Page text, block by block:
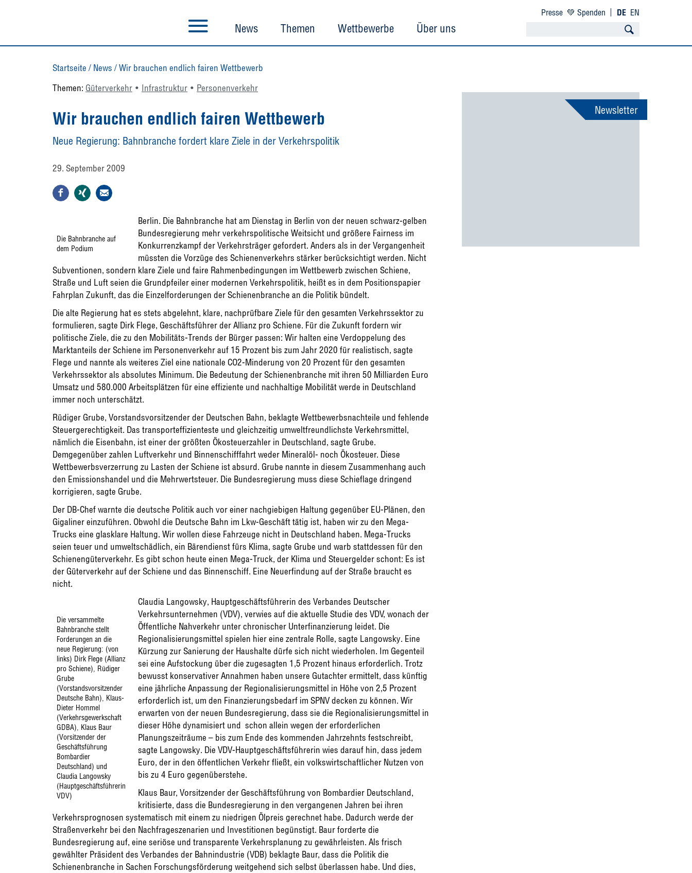
News Themen Wettbewerbe Über uns
Presse 💚 Spenden DE EN
Startseite / News /Wir brauchen endlich fairen Wettbewerb
Themen: Güterverkehr Infrastruktur Personenverkehr
Wir brauchen endlich fairen Wettbewerb
Neue Regierung: Bahnbranche fordert klare Ziele in der Verkehrspolitik
29. September 2009
Die Bahnbranche auf
dem Podium
Berlin. Die Bahnbranche hat am Dienstag in Berlin von der neuen schwarz-gelben
Bundesregierung mehr verkehrspolitische Weitsicht und größere Fairness im
Konkurrenzkampf der Verkehrsträger gefordert. Anders als in der Vergangenheit
müssten die Vorzüge des Schienenverkehrs stärker berücksichtigt werden. Nicht
Subventionen, sondern klare Ziele und faire Rahmenbedingungen im Wettbewerb zwischen Schiene,
Straße und Luft seien die Grundpfeiler einer modernen Verkehrspolitik, heißt es in dem Positionspapier
Fahrplan Zukunft, das die Einzelforderungen der Schienenbranche an die Politik bündelt.
Die alte Regierung hat es stets abgelehnt, klare, nachprüfbare Ziele für den gesamten Verkehrssektor zu
formulieren, sagte Dirk Flege, Geschäftsführer der Allianz pro Schiene. Für die Zukunft fordern wir
politische Ziele, die zu den Mobilitäts-Trends der Bürger passen: Wir halten eine Verdoppelung des
Marktanteils der Schiene im Personenverkehr auf 15 Prozent bis zum Jahr 2020 für realistisch, sagte
Flege und nannte als weiteres Ziel eine nationale CO2-Minderung von 20 Prozent für den gesamten
Verkehrssektor als absolutes Minimum. Die Bedeutung der Schienenbranche mit ihren 50 Milliarden Euro
Umsatz und 580.000 Arbeitsplätzen für eine effiziente und nachhaltige Mobilität werde in Deutschland
immer noch unterschätzt.
Rüdiger Grube, Vorstandsvorsitzender der Deutschen Bahn, beklagte Wettbewerbsnachteile und fehlende
Steuergerechtigkeit. Das transporteffizienteste und gleichzeitig umweltfreundlichste Verkehrsmittel,
nämlich die Eisenbahn, ist einer der größten Ökosteuerzahler in Deutschland, sagte Grube.
Demgegenüber zahlen Luftverkehr und Binnenschifffahrt weder Mineralöl- noch Ökosteuer. Diese
Wettbewerbsverzerrung zu Lasten der Schiene ist absurd. Grube nannte in diesem Zusammenhang auch
den Emissionshandel und die Mehrwertsteuer. Die Bundesregierung muss diese Schieflage dringend
korrigieren, sagte Grube.
Der DB-Chef warnte die deutsche Politik auch vor einer nachgiebigen Haltung gegenüber EU-Plänen, den
Gigaliner einzuführen. Obwohl die Deutsche Bahn im Lkw-Geschäft tätig ist, haben wir zu den Mega-
Trucks eine glasklare Haltung. Wir wollen diese Fahrzeuge nicht in Deutschland haben. Mega-Trucks
seien teuer und umweltschädlich, ein Bärendienst fürs Klima, sagte Grube und warb stattdessen für den
Schienengüterverkehr. Es gibt schon heute einen Mega-Truck, der Klima und Steuergelder schont: Es ist
der Güterverkehr auf der Schiene und das Binnenschiff. Eine Neuerfindung auf der Straße braucht es
nicht.
Die versammelte
Bahnbranche stellt
Forderungen an die
neue Regierung: (von
links) Dirk Flege (Allianz
pro Schiene), Rüdiger
Grube
(Vorstandsvorsitzender
Deutsche Bahn), Klaus-
Dieter Hommel
(Verkehrsgewerkschaft
GDBA), Klaus Baur
(Vorsitzender der
Geschäftsführung
Bombardier
Deutschland) und
Claudia Langowsky
(Hauptgeschäftsführerin
VDV)
Claudia Langowsky, Hauptgeschäftsführerin des Verbandes Deutscher
Verkehrsunternehmen (VDV), verwies auf die aktuelle Studie des VDV, wonach der
Öffentliche Nahverkehr unter chronischer Unterfinanzierung leidet. Die
Regionalisierungsmittel spielen hier eine zentrale Rolle, sagte Langowsky. Eine
Kürzung zur Sanierung der Haushalte dürfe sich nicht wiederholen. Im Gegenteil
sei eine Aufstockung über die zugesagten 1,5 Prozent hinaus erforderlich. Trotz
bewusst konservativer Annahmen haben unsere Gutachter ermittelt, dass künftig
eine jährliche Anpassung der Regionalisierungsmittel in Höhe von 2,5 Prozent
erforderlich ist, um den Finanzierungsbedarf im SPNV decken zu können. Wir
erwarten von der neuen Bundesregierung, dass sie die Regionalisierungsmittel in
dieser Höhe dynamisiert und  schon allein wegen der erforderlichen
Planungszeiträume – bis zum Ende des kommenden Jahrzehnts festschreibt,
sagte Langowsky. Die VDV-Hauptgeschäftsführerin wies darauf hin, dass jedem
Euro, der in den öffentlichen Verkehr fließt, ein volkswirtschaftlicher Nutzen von
bis zu 4 Euro gegenüberstehe.
Klaus Baur, Vorsitzender der Geschäftsführung von Bombardier Deutschland,
kritisierte, dass die Bundesregierung in den vergangenen Jahren bei ihren
Verkehrsprognosen systematisch mit einem zu niedrigen Ölpreis gerechnet habe. Dadurch werde der
Straßenverkehr bei den Nachfrageszenarien und Investitionen begünstigt. Baur forderte die
Bundesregierung auf, eine seriöse und transparente Verkehrsplanung zu gewährleisten. Als frisch
gewählter Präsident des Verbandes der Bahnindustrie (VDB) beklagte Baur, dass die Politik die
Schienenbranche in Sachen Forschungsförderung weitgehend sich selbst überlassen habe. Und dies,
Newsletter